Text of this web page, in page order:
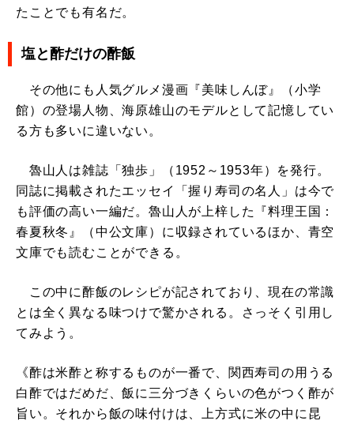
たことでも有名だ。
塩と酢だけの酢飯
その他にも人気グルメ漫画『美味しんぼ』（小学
館）の登場人物、海原雄山のモデルとして記憶してい
る方も多いに違いない。
魯山人は雑誌「独歩」（1952～1953年）を発行。
同誌に掲載されたエッセイ「握り寿司の名人」は今で
も評価の高い一編だ。魯山人が上梓した『料理王国：
春夏秋冬』（中公文庫）に収録されているほか、青空
文庫でも読むことができる。
この中に酢飯のレシピが記されており、現在の常識
とは全く異なる味つけで驚かされる。さっそく引用し
てみよう。
《酢は米酢と称するものが一番で、関西寿司の用うる
白酢ではだめだ、飯に三分づきくらいの色がつく酢が
旨い。それから飯の味付けは、上方式に米の中に昆